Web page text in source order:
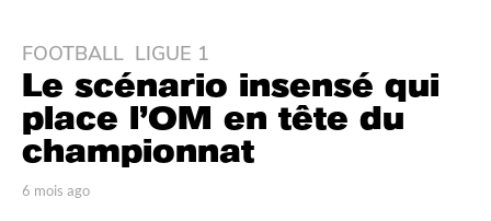
6
m
i
s
a
FOOTBALL ,LIGUE 1
Le scénario insensé qui
place l’OM en tête du
championnat
p
6 mois ago